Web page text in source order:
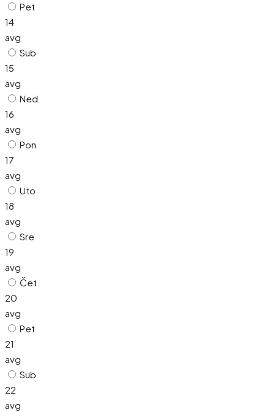
Pet
14
avg
Sub
15
avg
Ned
16
avg
Pon
17
avg
Uto
18
avg
Sre
19
avg
Čet
20
avg
Pet
21
avg
Sub
22
avg